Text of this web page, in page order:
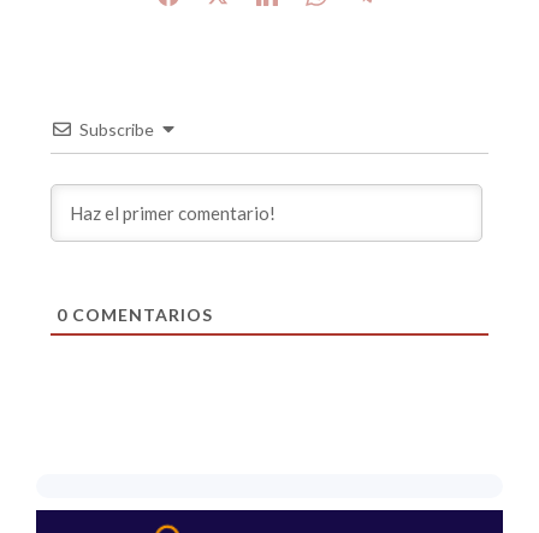
Subscribe
0COMENTARIOS